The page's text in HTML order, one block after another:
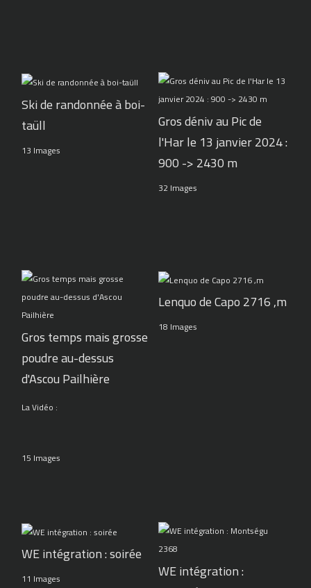
Ski de randonnée à boi-
taüll
13 Images
Gros déniv au Pic de
l'Har le 13 janvier 2024 :
900 -> 2430 m
32 Images
Gros temps mais grosse
poudre au-dessus
d'Ascou Pailhière
La Vidéo :
15 Images
Lenquo de Capo 2716 ,m
18 Images
WE intégration : soirée
11 Images
WE intégration :